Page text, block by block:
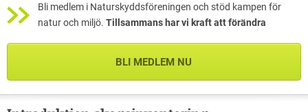
Bli medlem i Naturskyddsföreningen och stöd kampen för
natur och miljö. Tillsammans har vi kraft att förändra
BLI MEDLEM NU